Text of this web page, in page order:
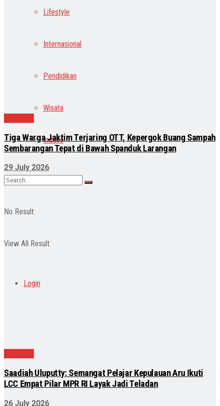
Lifestyle
Internasional
Pendidikan
Wisata
Indeks
No Result
View All Result
Login
Tiga Warga Jaktim Terjaring OTT, Kepergok Buang Sampah
Sembarangan Tepat di Bawah Spanduk Larangan
29 July 2026
Saadiah Uluputty: Semangat Pelajar Kepulauan Aru Ikuti
LCC Empat Pilar MPR RI Layak Jadi Teladan
26 July 2026